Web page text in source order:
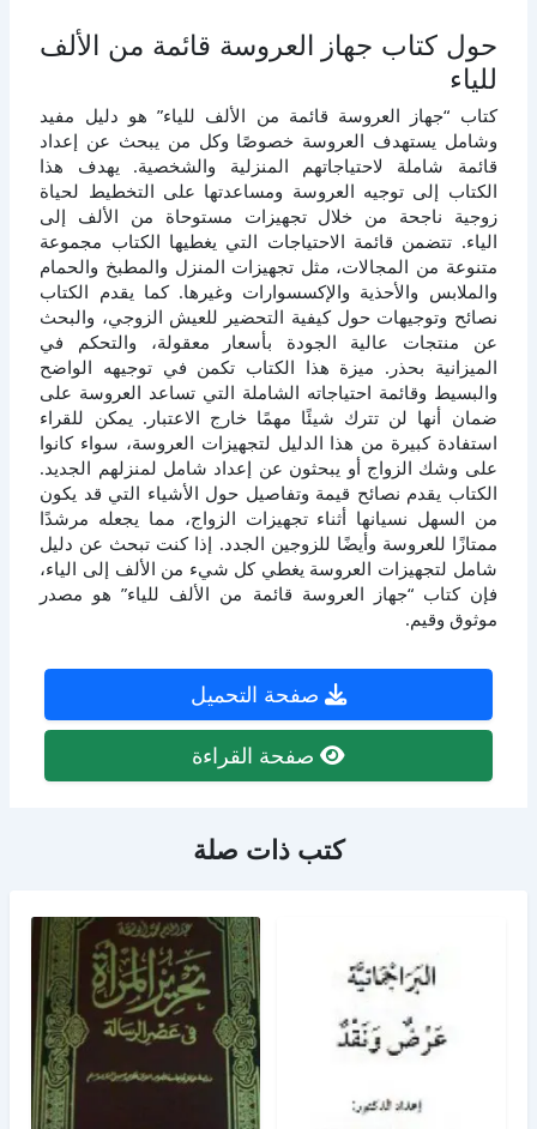
حول كتاب جهاز العروسة قائمة من الألف
للياء
كتاب “جهاز العروسة قائمة من الألف للياء” هو دليل مفيد
وشامل يستهدف العروسة خصوصًا وكل من يبحث عن إعداد
قائمة شاملة لاحتياجاتهم المنزلية والشخصية. يهدف هذا
الكتاب إلى توجيه العروسة ومساعدتها على التخطيط لحياة
زوجية ناجحة من خلال تجهيزات مستوحاة من الألف إلى
الياء. تتضمن قائمة الاحتياجات التي يغطيها الكتاب مجموعة
متنوعة من المجالات، مثل تجهيزات المنزل والمطبخ والحمام
والملابس والأحذية والإكسسوارات وغيرها. كما يقدم الكتاب
نصائح وتوجيهات حول كيفية التحضير للعيش الزوجي، والبحث
عن منتجات عالية الجودة بأسعار معقولة، والتحكم في
الميزانية بحذر. ميزة هذا الكتاب تكمن في توجيهه الواضح
والبسيط وقائمة احتياجاته الشاملة التي تساعد العروسة على
ضمان أنها لن تترك شيئًا مهمًا خارج الاعتبار. يمكن للقراء
استفادة كبيرة من هذا الدليل لتجهيزات العروسة، سواء كانوا
على وشك الزواج أو يبحثون عن إعداد شامل لمنزلهم الجديد.
الكتاب يقدم نصائح قيمة وتفاصيل حول الأشياء التي قد يكون
من السهل نسيانها أثناء تجهيزات الزواج، مما يجعله مرشدًا
ممتازًا للعروسة وأيضًا للزوجين الجدد. إذا كنت تبحث عن دليل
شامل لتجهيزات العروسة يغطي كل شيء من الألف إلى الياء،
فإن كتاب “جهاز العروسة قائمة من الألف للياء” هو مصدر
موثوق وقيم.
صفحة التحميل
صفحة القراءة
كتب ذات صلة